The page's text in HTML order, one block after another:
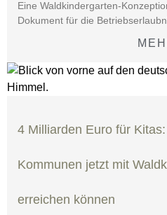
Eine Waldkindergarten-
Dokument für die
4 Milliarden Euro für
Kommunen jetzt mit
erreichen können